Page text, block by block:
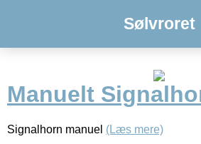
Sølvroret
Manuelt
Signalhorn manuel (Læs mere)